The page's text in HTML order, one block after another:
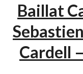
Baillat
Cardell